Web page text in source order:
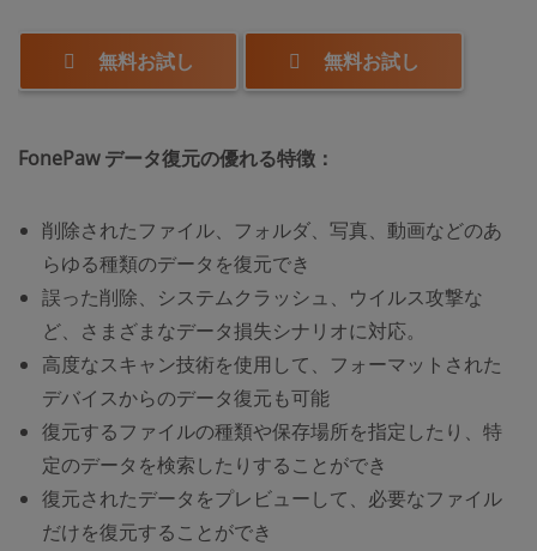
無料お試し 無料お試し
FonePaw データ復元の優れる特徴 ：
削除されたファイル、フォルダ、写真、動画などのあ
らゆる種類のデータを復元でき
誤った削除、システムクラッシュ、ウイルス攻撃な
ど、さまざまなデータ損失シナリオに対応。
高度なスキャン技術を使用して、フォーマットされた
デバイスからのデータ復元も可能
復元するファイルの種類や保存場所を指定したり、特
定のデータを検索したりすることができ
復元されたデータをプレビューして、必要なファイル
だけを復元することができ